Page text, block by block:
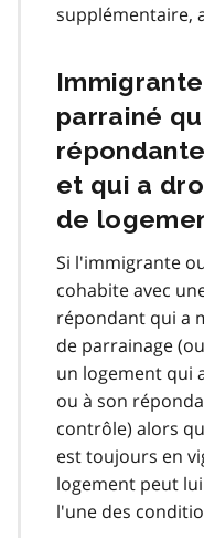
supplémentaire,
parrainé
et qui a
de
Si l'immigrante
cohabite avec
répondant qui a
de parrainage
un logement qui
ou à son
contrôle) alors
est toujours en
logement peut
l'une des